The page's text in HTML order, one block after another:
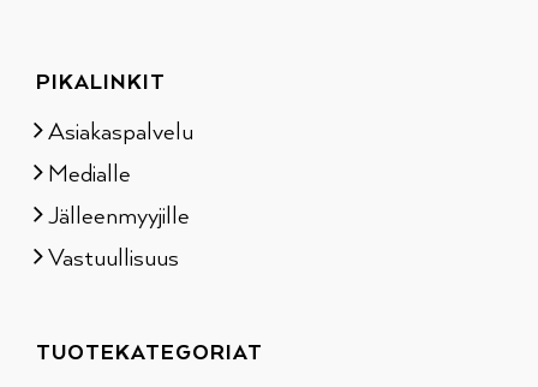
PIKALINKIT
Asiakaspalvelu
Medialle
Jälleenmyyjille
Vastuullisuus
TUOTEKATEGORIAT